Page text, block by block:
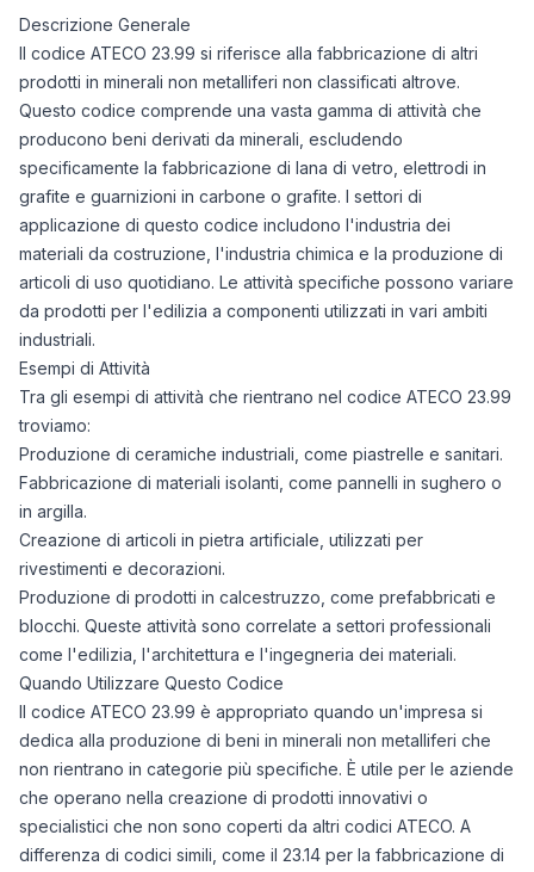
Descrizione Generale
Il codice ATECO 23.99 si riferisce alla fabbricazione di altri
prodotti in minerali non metalliferi non classificati altrove.
Questo codice comprende una vasta gamma di attività che
producono beni derivati da minerali, escludendo
specificamente la fabbricazione di lana di vetro, elettrodi in
grafite e guarnizioni in carbone o grafite. I settori di
applicazione di questo codice includono l'industria dei
materiali da costruzione, l'industria chimica e la produzione di
articoli di uso quotidiano. Le attività specifiche possono variare
da prodotti per l'edilizia a componenti utilizzati in vari ambiti
industriali.
Esempi di Attività
Tra gli esempi di attività che rientrano nel codice ATECO 23.99
troviamo:
Produzione di ceramiche industriali, come piastrelle e sanitari.
Fabbricazione di materiali isolanti, come pannelli in sughero o
in argilla.
Creazione di articoli in pietra artificiale, utilizzati per
rivestimenti e decorazioni.
Produzione di prodotti in calcestruzzo, come prefabbricati e
blocchi. Queste attività sono correlate a settori professionali
come l'edilizia, l'architettura e l'ingegneria dei materiali.
Quando Utilizzare Questo Codice
Il codice ATECO 23.99 è appropriato quando un'impresa si
dedica alla produzione di beni in minerali non metalliferi che
non rientrano in categorie più specifiche. È utile per le aziende
che operano nella creazione di prodotti innovativi o
specialistici che non sono coperti da altri codici ATECO. A
differenza di codici simili, come il 23.14 per la fabbricazione di